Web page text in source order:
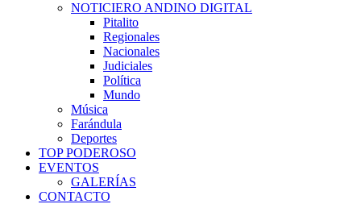
NOTICIERO ANDINO DIGITAL
Pitalito
Regionales
Nacionales
Judiciales
Política
Mundo
Música
Farándula
Deportes
TOP PODEROSO
EVENTOS
GALERÍAS
CONTACTO